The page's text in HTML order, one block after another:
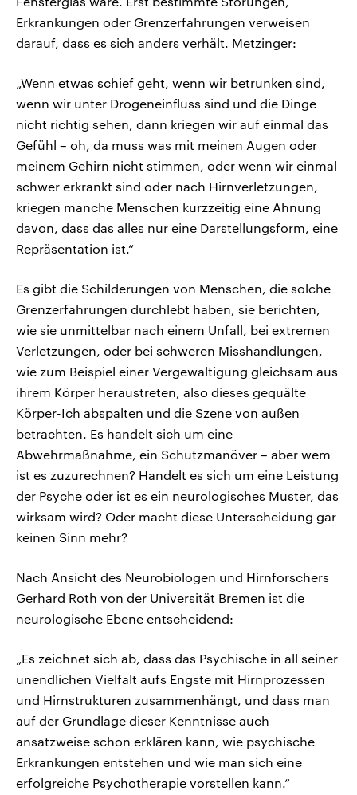
Erkrankungen oder Grenzerfahrungen verweisen
darauf, dass es sich anders verhält. Metzinger:
„Wenn etwas schief geht, wenn wir betrunken sind,
wenn wir unter Drogeneinfluss sind und die Dinge
nicht richtig sehen, dann kriegen wir auf einmal das
Gefühl – oh, da muss was mit meinen Augen oder
meinem Gehirn nicht stimmen, oder wenn wir einmal
schwer erkrankt sind oder nach Hirnverletzungen,
kriegen manche Menschen kurzzeitig eine Ahnung
davon, dass das alles nur eine Darstellungsform, eine
Repräsentation ist.“
Es gibt die Schilderungen von Menschen, die solche
Grenzerfahrungen durchlebt haben, sie berichten,
wie sie unmittelbar nach einem Unfall, bei extremen
Verletzungen, oder bei schweren Misshandlungen,
wie zum Beispiel einer Vergewaltigung gleichsam aus
ihrem Körper heraustreten, also dieses gequälte
Körper-Ich abspalten und die Szene von außen
betrachten. Es handelt sich um eine
Abwehrmaßnahme, ein Schutzmanöver – aber wem
ist es zuzurechnen? Handelt es sich um eine Leistung
der Psyche oder ist es ein neurologisches Muster, das
wirksam wird? Oder macht diese Unterscheidung gar
keinen Sinn mehr?
Nach Ansicht des Neurobiologen und Hirnforschers
Gerhard Roth von der Universität Bremen ist die
neurologische Ebene entscheidend:
„Es zeichnet sich ab, dass das Psychische in all seiner
unendlichen Vielfalt aufs Engste mit Hirnprozessen
und Hirnstrukturen zusammenhängt, und dass man
auf der Grundlage dieser Kenntnisse auch
ansatzweise schon erklären kann, wie psychische
Erkrankungen entstehen und wie man sich eine
erfolgreiche Psychotherapie vorstellen kann.“